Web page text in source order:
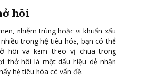
hôi
nhiễm trùng hoặc vi khuẩn xấu
trong hệ tiêu hóa, bạn có thể
hôi và kèm theo vị chua trong
thở hôi là một dấu hiệu dễ nhận
hệ tiêu hóa có vấn đề.